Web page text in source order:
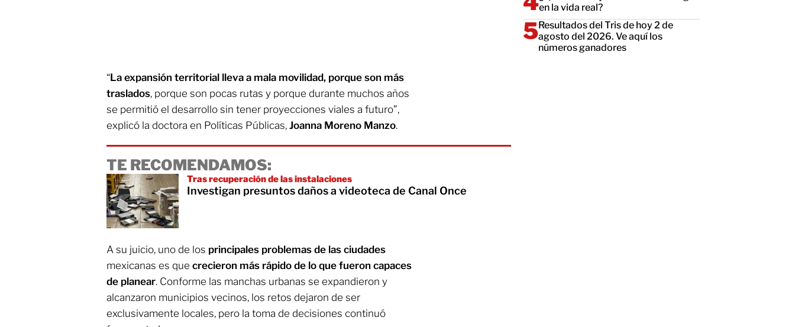
“La expansión territorial lleva a mala movilidad, porque son más
traslados, porque son pocas rutas y porque durante muchos años
se permitió el desarrollo sin tener proyecciones viales a futuro”,
explicó la doctora en Políticas Públicas, Joanna Moreno Manzo.
TE RECOMENDAMOS:
Tras recuperación de las instalaciones
Investigan presuntos daños a videoteca de Canal Once
A su juicio, uno de los principales problemas de las ciudades
mexicanas es que crecieron más rápido de lo que fueron capaces
de planear. Conforme las manchas urbanas se expandieron y
alcanzaron municipios vecinos, los retos dejaron de ser
exclusivamente locales, pero la toma de decisiones continuó
en la vida real?
Resultados del Tris de hoy 2 de
agosto del 2026. Ve aquí los
números ganadores